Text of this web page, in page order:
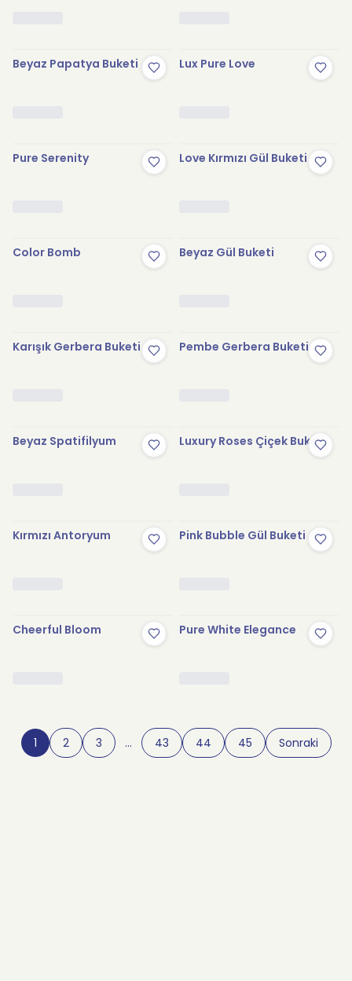
Beyaz Papatya Buketi Lux Pure Love
Pure Serenity Love Kırmızı Gül Buketi
Color Bomb Beyaz Gül Buketi
Karışık Gerbera Buketi Pembe Gerbera Buketi
Beyaz Spatifilyum Luxury Roses Çiçek Buketi
Kırmızı Antoryum Pink Bubble Gül Buketi
Cheerful Bloom Pure White Elegance
1 2 3 … 43 44 45 Sonraki